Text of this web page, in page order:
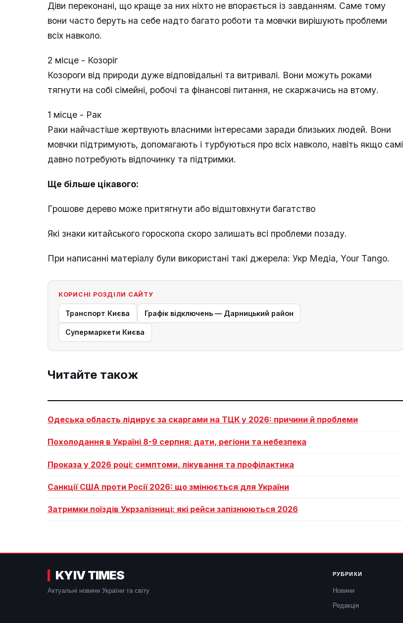
Діви переконані, що краще за них ніхто не впорається із завданням. Саме тому
вони часто беруть на себе надто багато роботи та мовчки вирішують проблеми
всіх навколо.
2 місце - Козоріг
Козороги від природи дуже відповідальні та витривалі. Вони можуть роками
тягнути на собі сімейні, робочі та фінансові питання, не скаржачись на втому.
1 місце - Рак
Раки найчастіше жертвують власними інтересами заради близьких людей. Вони
мовчки підтримують, допомагають і турбуються про всіх навколо, навіть якщо самі
давно потребують відпочинку та підтримки.
Ще більше цікавого:
Грошове дерево може притягнути або відштовхнути багатство
Які знаки китайського гороскопа скоро залишать всі проблеми позаду.
При написанні матеріалу були використані такі джерела: Укр Медіа, Your Tango.
КОРИСНІ РОЗДІЛИ САЙТУ
Транспорт Києва Графік відключень — Дарницький район
Супермаркети Києва
Читайте також
Одеська область лідирує за скаргами на ТЦК у 2026: причини й проблеми
Похолодання в Україні 8-9 серпня: дати, регіони та небезпека
Проказа у 2026 році: симптоми, лікування та профілактика
Санкції США проти Росії 2026: що змінюється для України
Затримки поїздів Укрзалізниці: які рейси запізнюються 2026
KYIV TIMES
Актуальні новини України та світу
РУБРИКИ
Новини
Редакція